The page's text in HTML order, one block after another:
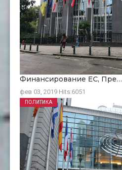
Финансирование ЕC, Пре…
фев 03, 2019 Hits:6051
ПОЛИТИКА